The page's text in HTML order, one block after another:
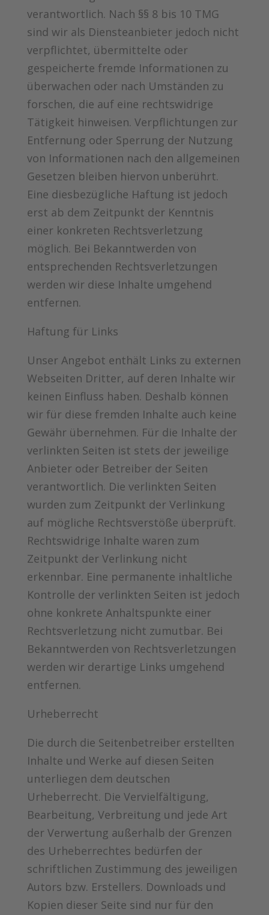
verantwortlich. Nach §§ 8 bis 10 TMG
sind wir als Diensteanbieter jedoch nicht
verpflichtet, übermittelte oder
gespeicherte fremde Informationen zu
überwachen oder nach Umständen zu
forschen, die auf eine rechtswidrige
Tätigkeit hinweisen. Verpflichtungen zur
Entfernung oder Sperrung der Nutzung
von Informationen nach den allgemeinen
Gesetzen bleiben hiervon unberührt.
Eine diesbezügliche Haftung ist jedoch
erst ab dem Zeitpunkt der Kenntnis
einer konkreten Rechtsverletzung
möglich. Bei Bekanntwerden von
entsprechenden Rechtsverletzungen
werden wir diese Inhalte umgehend
entfernen.
Haftung für Links
Unser Angebot enthält Links zu externen
Webseiten Dritter, auf deren Inhalte wir
keinen Einfluss haben. Deshalb können
wir für diese fremden Inhalte auch keine
Gewähr übernehmen. Für die Inhalte der
verlinkten Seiten ist stets der jeweilige
Anbieter oder Betreiber der Seiten
verantwortlich. Die verlinkten Seiten
wurden zum Zeitpunkt der Verlinkung
auf mögliche Rechtsverstöße überprüft.
Rechtswidrige Inhalte waren zum
Zeitpunkt der Verlinkung nicht
erkennbar. Eine permanente inhaltliche
Kontrolle der verlinkten Seiten ist jedoch
ohne konkrete Anhaltspunkte einer
Rechtsverletzung nicht zumutbar. Bei
Bekanntwerden von Rechtsverletzungen
werden wir derartige Links umgehend
entfernen.
Urheberrecht
Die durch die Seitenbetreiber erstellten
Inhalte und Werke auf diesen Seiten
unterliegen dem deutschen
Urheberrecht. Die Vervielfältigung,
Bearbeitung, Verbreitung und jede Art
der Verwertung außerhalb der Grenzen
des Urheberrechtes bedürfen der
schriftlichen Zustimmung des jeweiligen
Autors bzw. Erstellers. Downloads und
Kopien dieser Seite sind nur für den